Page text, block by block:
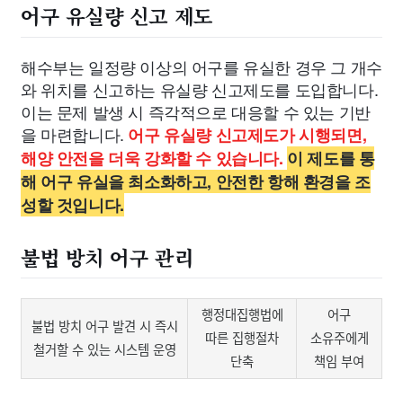
어구 유실량 신고 제도
해수부는 일정량 이상의 어구를 유실한 경우 그 개수
와 위치를 신고하는 유실량 신고제도를 도입합니다.
이는 문제 발생 시 즉각적으로 대응할 수 있는 기반
을 마련합니다. 어구 유실량 신고제도가 시행되면,
해양 안전을 더욱 강화할 수 있습니다. 이 제도를 통
해 어구 유실을 최소화하고, 안전한 항해 환경을 조
성할 것입니다.
불법 방치 어구 관리
불법 방치 어구 발견 시 즉시
철거할 수 있는 시스템 운영
행정대집행법에
따른 집행절차
단축
어구
소유주에게
책임 부여